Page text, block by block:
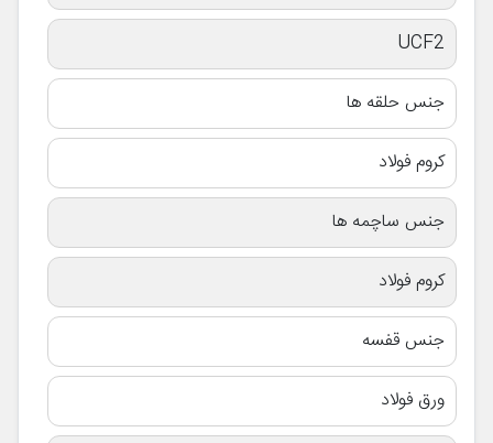
UCF2
جنس حلقه ها
کروم فولاد
جنس ساچمه ها
کروم فولاد
جنس قفسه
ورق فولاد